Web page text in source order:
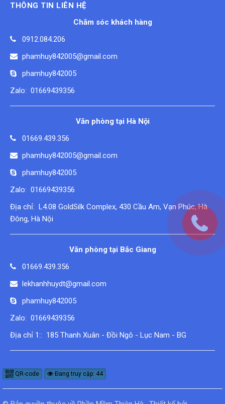
THÔNG TIN LIÊN HỆ
Chăm sóc khách hàng
0912.084.206
phamhuy842005@gmail.com
phamhuy842005
Zalo: 01669439356
Văn phòng tại Hà Nội
01669.439.356
phamhuy842005@gmail.com
phamhuy842005
Zalo: 01669439356
Địa chỉ: L4.08 GoldSilk Complex, 430 Cầu Am, Vạn Phúc, Hà
Đông, Hà Nội
Văn phòng tại Bắc Giang
01669.439.356
lekhanhhuydt@gmail.com
phamhuy842005
Zalo: 01669439356
Địa chỉ 1:: 185 Thanh Xuân - Đồi Ngô - Lục Nam - BG
QR-code Đang truy cập: 44